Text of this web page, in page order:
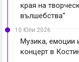
края на
вълшебства“
10 Юли 2026
Музика, емоции
концерт в